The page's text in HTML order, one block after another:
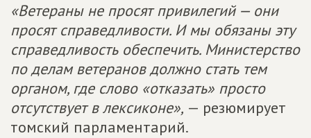
«Ветераны не просят привилегий — они
просят справедливости. И мы обязаны эту
справедливость обеспечить. Министерство
по делам ветеранов должно стать тем
органом, где слово «отказать» просто
отсутствует в лексиконе», — резюмирует
томский парламентарий.